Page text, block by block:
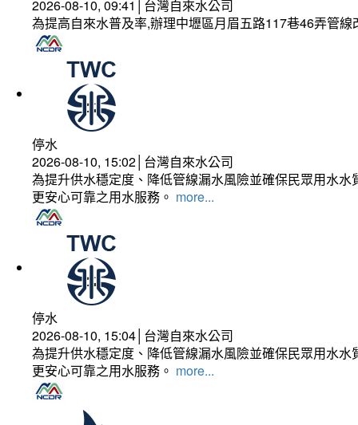
2026-08-10, 09:41│台灣自來水公司
為提高自來水普及率,辦理中壢區月眉五路117巷46弄管
停水
2026-08-10, 15:02│台灣自來水公司
為提升供水穩定度、降低管線漏水風險並確保民眾用水
更安心可靠之用水服務。 more...
停水
2026-08-10, 15:04│台灣自來水公司
為提升供水穩定度、降低管線漏水風險並確保民眾用水
更安心可靠之用水服務。 more...